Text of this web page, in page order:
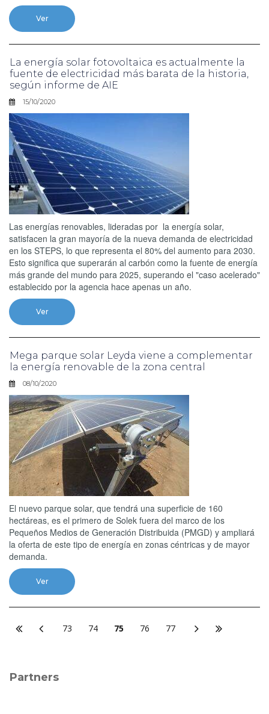
Ver
La energía solar fotovoltaica es actualmente la
fuente de electricidad más barata de la historia,
según informe de AIE
15/10/2020
Las energías renovables, lideradas por la energía solar,
satisfacen la gran mayoría de la nueva demanda de electricidad
en los STEPS, lo que representa el 80% del aumento para 2030.
Esto significa que superarán al carbón como la fuente de energía
más grande del mundo para 2025, superando el "caso acelerado"
establecido por la agencia hace apenas un año.
Ver
Mega parque solar Leyda viene a complementar
la energía renovable de la zona central
08/10/2020
El nuevo parque solar, que tendrá una superficie de 160
hectáreas, es el primero de Solek fuera del marco de los
Pequeños Medios de Generación Distribuida (PMGD) y ampliará
la oferta de este tipo de energía en zonas céntricas y de mayor
demanda.
Ver
73 74 75 76 77
Partners